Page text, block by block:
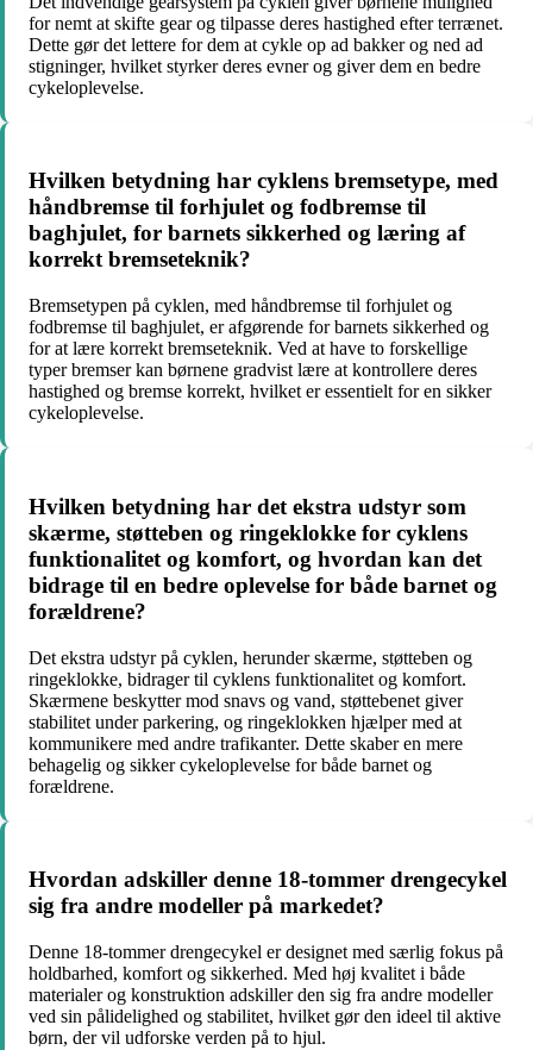
for nemt at skifte gear og tilpasse deres hastighed efter terrænet.
Dette gør det lettere for dem at cykle op ad bakker og ned ad
stigninger, hvilket styrker deres evner og giver dem en bedre
cykeloplevelse.
Hvilken betydning har cyklens bremsetype, med
håndbremse til forhjulet og fodbremse til
baghjulet, for barnets sikkerhed og læring af
korrekt bremseteknik?
Bremsetypen på cyklen, med håndbremse til forhjulet og
fodbremse til baghjulet, er afgørende for barnets sikkerhed og
for at lære korrekt bremseteknik. Ved at have to forskellige
typer bremser kan børnene gradvist lære at kontrollere deres
hastighed og bremse korrekt, hvilket er essentielt for en sikker
cykeloplevelse.
Hvilken betydning har det ekstra udstyr som
skærme, støtteben og ringeklokke for cyklens
funktionalitet og komfort, og hvordan kan det
bidrage til en bedre oplevelse for både barnet og
forældrene?
Det ekstra udstyr på cyklen, herunder skærme, støtteben og
ringeklokke, bidrager til cyklens funktionalitet og komfort.
Skærmene beskytter mod snavs og vand, støttebenet giver
stabilitet under parkering, og ringeklokken hjælper med at
kommunikere med andre trafikanter. Dette skaber en mere
behagelig og sikker cykeloplevelse for både barnet og
forældrene.
Hvordan adskiller denne 18-tommer drengecykel
sig fra andre modeller på markedet?
Denne 18-tommer drengecykel er designet med særlig fokus på
holdbarhed, komfort og sikkerhed. Med høj kvalitet i både
materialer og konstruktion adskiller den sig fra andre modeller
ved sin pålidelighed og stabilitet, hvilket gør den ideel til aktive
børn, der vil udforske verden på to hjul.